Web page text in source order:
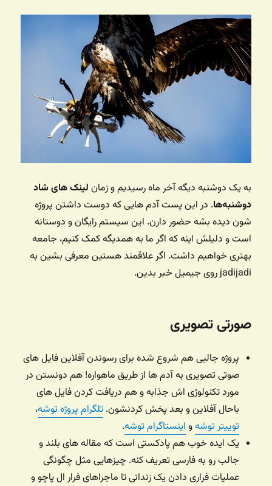
به یک دوشنبه دیگه آخر ماه رسیدیم و زمان لینک های شاد
دوشنبه‌ها. در این پست آدم هایی که دوست داشتن پروژه
شون دیده بشه حضور دارن. این سیستم رایگان و دوستانه
است و دلیلش اینه که اگر ما به همدیگه کمک کنیم، جامعه
بهتری خواهیم داشت. اگر علاقمند هستین معرفی بشین به
jadijadi روی جیمیل خبر بدین.
صورتی تصویری
پروژه جالبی هم شروع شده برای رسوندن آفلاین فایل های
صوتی تصویری به آدم ها از طریق ماهواره! هم دونستن در
مورد تکنولوژی اش جذابه و هم دریافت کردن فایل های
باحال آفلاین و بعد پخش کردنشون.تلگرام پروژه توشه،
توییتر توشهو اینستاگرام توشه.
یک ایده خوب هم پادکستی است که مقاله های بلند و
جالب رو به فارسی تعریف کنه. چیزهایی مثل چگونگی
عملیات فراری دادن یک زندانی تا ماجراهای فرار ال پاچو و